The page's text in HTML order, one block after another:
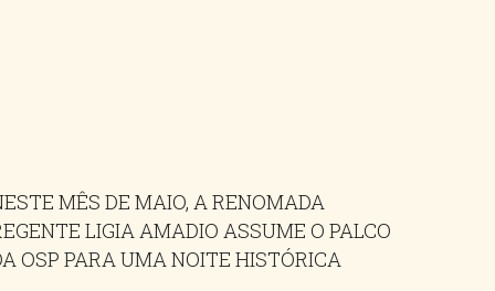
MÊS DE MAIO, A RENOMADA
LIGIA AMADIO ASSUME O PALCO
OSP PARA UMA NOITE HISTÓRICA